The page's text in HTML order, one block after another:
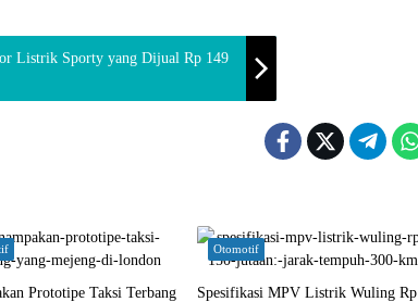
Listrik Sporty yang Dijual Rp 149
Prototipe Taksi Terbang
Otomotif
Spesifikasi MPV Listrik Wuling Rp